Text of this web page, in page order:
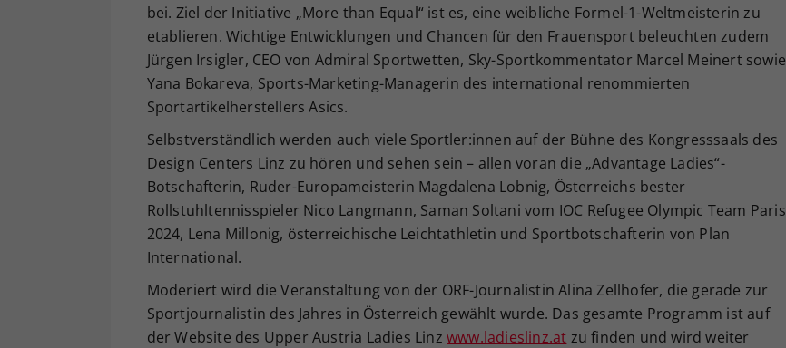
bei. Ziel der Initiative „More than Equal“ ist es, eine weibliche Formel-1-Weltmeisterin zu
etablieren. Wichtige Entwicklungen und Chancen für den Frauensport beleuchten zudem
Jürgen Irsigler, CEO von Admiral Sportwetten, Sky-Sportkommentator Marcel Meinert sowie
Yana Bokareva, Sports-Marketing-Managerin des international renommierten
Sportartikelherstellers Asics.
Selbstverständlich werden auch viele Sportler:innen auf der Bühne des Kongresssaals des
Design Centers Linz zu hören und sehen sein – allen voran die „Advantage Ladies“-
Botschafterin, Ruder-Europameisterin Magdalena Lobnig, Österreichs bester
Rollstuhltennisspieler Nico Langmann, Saman Soltani vom IOC Refugee Olympic Team Paris
2024, Lena Millonig, österreichische Leichtathletin und Sportbotschafterin von Plan
International.
Moderiert wird die Veranstaltung von der ORF-Journalistin Alina Zellhofer, die gerade zur
Sportjournalistin des Jahres in Österreich gewählt wurde. Das gesamte Programm ist auf
der Website des Upper Austria Ladies Linz www.ladieslinz.at zu finden und wird weiter